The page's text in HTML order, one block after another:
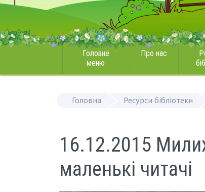
Головне
меню
Про нас
Головна Ресурси бібліотеки
16.12.2015
маленькі читачі